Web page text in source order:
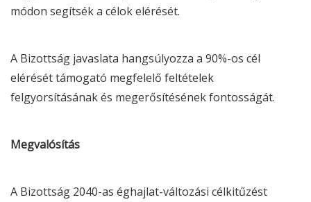
módon segítsék a célok elérését.
A Bizottság javaslata hangsúlyozza a 90%-os cél
elérését támogató megfelelő feltételek
felgyorsításának és megerősítésének fontosságát.
Megvalósítás
A Bizottság 2040-as éghajlat-változási célkitűzést